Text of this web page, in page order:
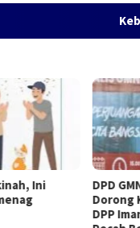
Ini
DPD
Dorong
DPP